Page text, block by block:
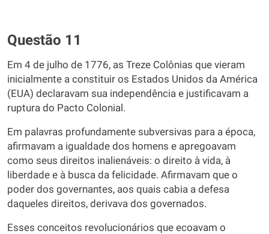
Questão 11
Em 4 de julho de 1776, as Treze Colônias que vieram
inicialmente a constituir os Estados Unidos da América
(EUA) declaravam sua independência e justificavam a
ruptura do Pacto Colonial.
Em palavras profundamente subversivas para a época,
afirmavam a igualdade dos homens e apregoavam
como seus direitos inalienáveis: o direito à vida, à
liberdade e à busca da felicidade. Afirmavam que o
poder dos governantes, aos quais cabia a defesa
daqueles direitos, derivava dos governados.
Esses conceitos revolucionários que ecoavam o